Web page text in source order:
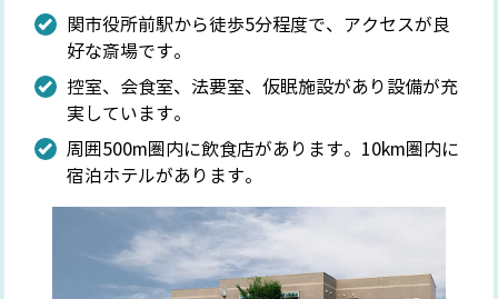
関市役所前駅から徒歩5分程度で、アクセスが良
好な斎場です。
控室、会食室、法要室、仮眠施設があり設備が充
実しています。
周囲500m圏内に飲食店があります。10km圏内に
宿泊ホテルがあります。